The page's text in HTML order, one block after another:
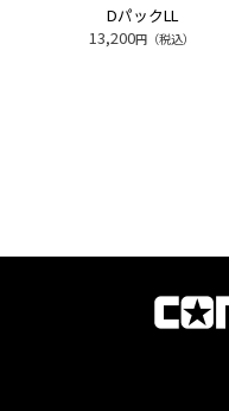
DパックLL
13,200円（税込）